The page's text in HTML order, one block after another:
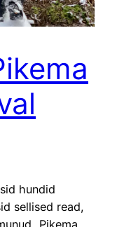
hundid
sellised read,
„Pikema